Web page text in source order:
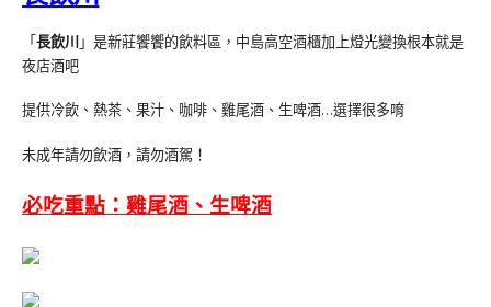
「長飲川」是新莊饗饗的飲料區，中島高空酒櫃加上燈光變換根本就是
夜店酒吧
提供冷飲、熱茶、果汁、咖啡、雞尾酒、生啤酒…選擇很多唷
未成年請勿飲酒，請勿酒駕！
必吃重點：雞尾酒、生啤酒